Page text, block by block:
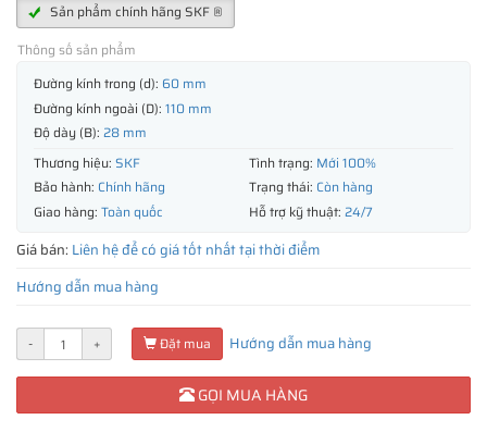
Sản phẩm chính hãng SKF ®
Thông số sản phẩm
Đường kính trong (d): 60 mm
Đường kính ngoài (D): 110 mm
Độ dày (B): 28 mm
Thương hiệu: SKF Tình trạng: Mới 100%
Bảo hành: Chính hãng Trạng thái: Còn hàng
Giao hàng: Toàn quốc Hỗ trợ kỹ thuật: 24/7
Giá bán: Liên hệ để có giá tốt nhất tại thời điểm
Hướng dẫn mua hàng
- + Đặt mua Hướng dẫn mua hàng
GỌI MUA HÀNG